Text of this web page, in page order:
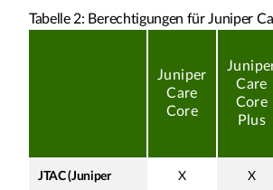
Tabelle 2: Berechtigungen für Juniper
Juniper
Care
Core
Care
Core
Plus
JTAC (Juniper
X X